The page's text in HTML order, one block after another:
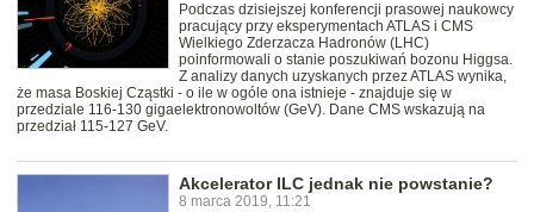
Podczas dzisiejszej konferencji prasowej naukowcy
pracujący przy eksperymentach ATLAS i CMS
Wielkiego Zderzacza Hadronów (LHC)
poinformowali o stanie poszukiwań bozonu Higgsa.
Z analizy danych uzyskanych przez ATLAS wynika,
że masa Boskiej Cząstki - o ile w ogóle ona istnieje - znajduje się w
przedziale 116-130 gigaelektronowoltów (GeV). Dane CMS wskazują na
przedział 115-127 GeV.
Akcelerator ILC jednak nie powstanie?
8 marca 2019, 11:21